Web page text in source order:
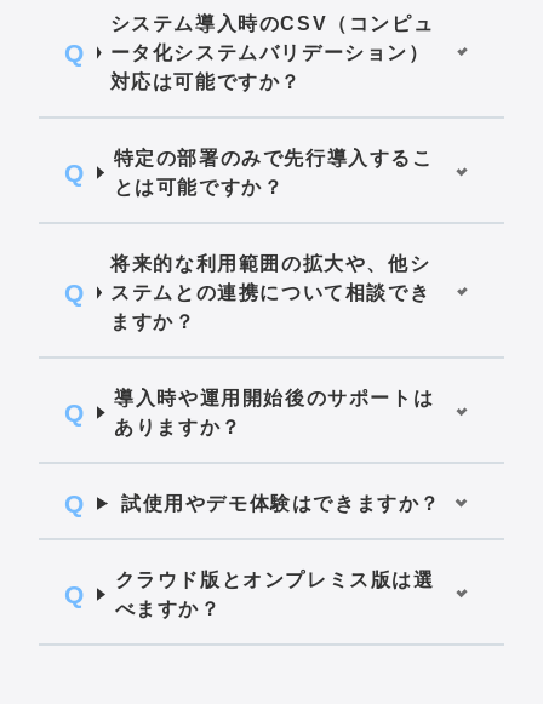
システム導入時のCSV（コンピュ
ータ化システムバリデーション）
対応は可能ですか？
特定の部署のみで先行導入するこ
とは可能ですか？
将来的な利用範囲の拡大や、他シ
ステムとの連携について相談でき
ますか？
導入時や運用開始後のサポートは
ありますか？
試使用やデモ体験はできますか？
クラウド版とオンプレミス版は選
べますか？